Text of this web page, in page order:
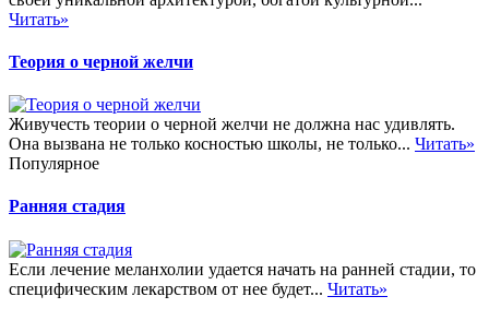
Читать»
Теория о черной желчи
Живучесть теории о черной желчи не должна нас удивлять.
Она вызвана не только косностью школы, не только... Читать»
Популярное
Ранняя стадия
Если лечение меланхолии удается начать на ранней стадии, то
специфическим лекарством от нее будет... Читать»